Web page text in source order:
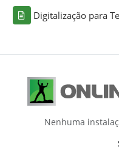
Digitalização para
Nenhuma